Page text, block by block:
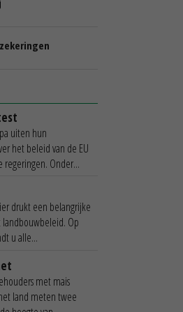
uiten hun
het beleid van de EU
regeringen. Onder...
drukt een belangrijke
Op
u alle...
met mais
land meten twee